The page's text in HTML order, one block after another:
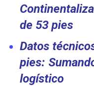
de 53 pies
Datos
pies:
logístico